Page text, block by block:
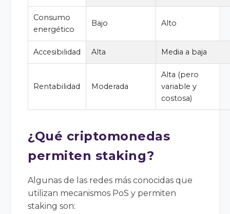
Consumo
energético
Bajo Alto
Accesibilidad Alta Media a baja
Rentabilidad Moderada
Alta (pero
variable y
costosa)
¿Qué criptomonedas
permiten staking?
Algunas de las redes más conocidas que
utilizan mecanismos PoS y permiten
staking son: